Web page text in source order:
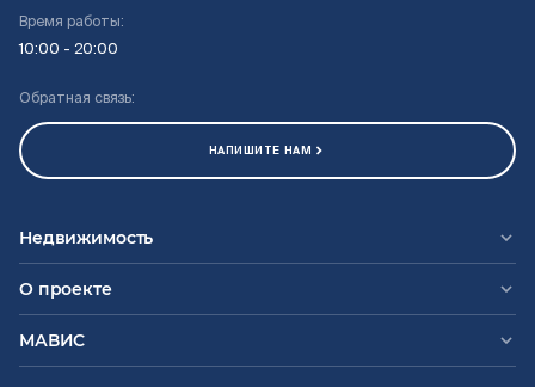
Время работы:
10:00 - 20:00
Обратная связь:
НАПИШИТЕ НАМ
Недвижимость
О проекте
МАВИС